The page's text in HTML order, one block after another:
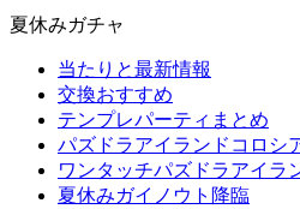
夏休みガチャ
当たりと最新情報
交換おすすめ
テンプレパーティまとめ
パズドラアイランドコロシ
ワンタッチパズドラアイラ
夏休みガイノウト降臨